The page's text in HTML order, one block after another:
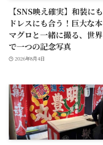
【SNS映え確実】和装にも
ドレスにも合う！巨大な本
マグロと一緒に撮る、世界
で一つの記念写真
2026年8月4日